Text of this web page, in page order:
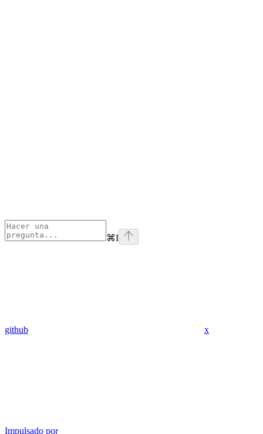
⌘I
github x
Impulsado por